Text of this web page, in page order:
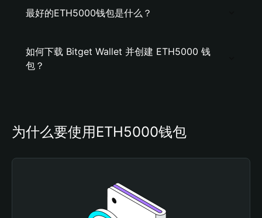
最好的ETH5000钱包是什么？
如何下载 Bitget Wallet 并创建 ETH5000 钱
包？
为什么要使用ETH5000钱包